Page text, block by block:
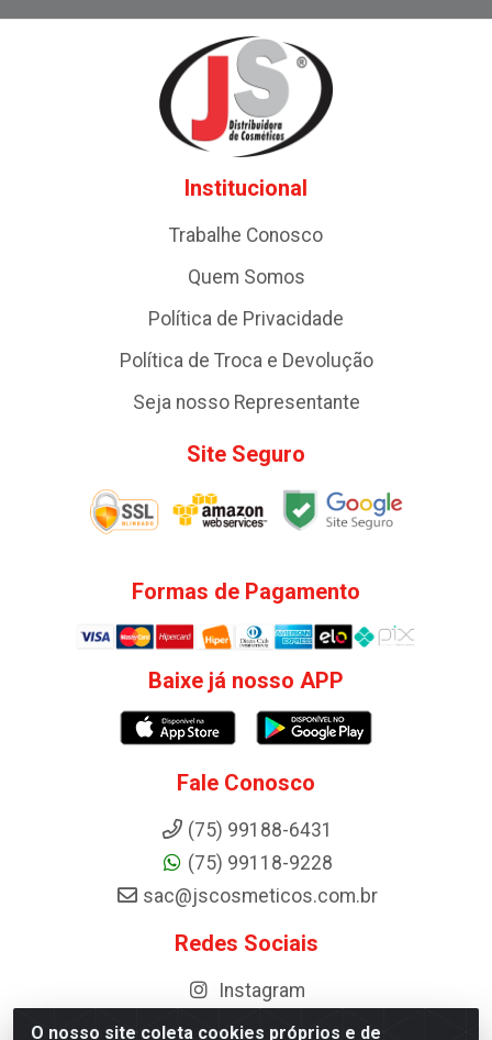
O nosso site coleta cookies próprios e de
Institucional
Trabalhe Conosco
Quem Somos
Política de Privacidade
Política de Troca e Devolução
Seja nosso Representante
Site Seguro
Formas de Pagamento
Baixe já nosso APP
Fale Conosco
(75) 99188-6431
(75) 99118-9228
sac@jscosmeticos.com.br
Redes Sociais
Instagram